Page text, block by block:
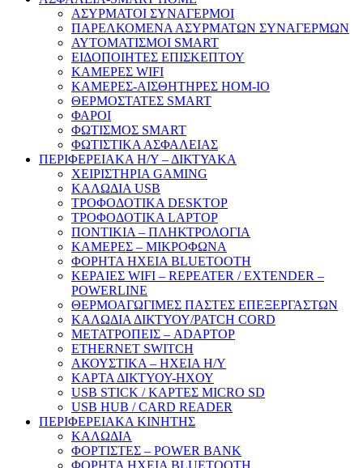
ΑΣΥΡΜΑΤΟΙ ΣΥΝΑΓΕΡΜΟΙ
ΠΑΡΕΛΚΟΜΕΝΑ ΑΣΥΡΜΑΤΩΝ ΣΥΝΑΓΕΡΜΩΝ
ΑΥΤΟΜΑΤΙΣΜΟΙ SMART
ΕΙΔΟΠΟΙΗΤΕΣ ΕΠΙΣΚΕΠΤΟΥ
ΚΑΜΕΡΕΣ WIFI
ΚΑΜΕΡΕΣ-ΑΙΣΘΗΤΗΡΕΣ ΗΟΜ-ΙΟ
ΘΕΡΜΟΣΤΑΤΕΣ SMART
ΦΑΡΟΙ
ΦΩΤΙΣΜΟΣ SMART
ΦΩΤΙΣΤΙΚΑ ΑΣΦΑΛΕΙΑΣ
ΠΕΡΙΦΕΡΕΙΑΚΑ Η/Υ – ΔΙΚΤΥΑΚΑ
ΧΕΙΡΙΣΤΗΡΙΑ GAMING
ΚΑΛΩΔΙΑ USB
ΤΡΟΦΟΔΟΤΙΚΑ DESKTOP
ΤΡΟΦΟΔΟΤΙΚΑ LAPTOP
ΠΟΝΤΙΚΙΑ – ΠΛΗΚΤΡΟΛΟΓΙΑ
ΚΑΜΕΡΕΣ – ΜΙΚΡΟΦΩΝΑ
ΦΟΡΗΤΑ ΗΧΕΙΑ BLUETOOTH
ΚΕΡΑΙΕΣ WIFI – REPEATER / EXTENDER –
POWERLINE
ΘΕΡΜΟΑΓΩΓΙΜΕΣ ΠΑΣΤΕΣ ΕΠΕΞΕΡΓΑΣΤΩΝ
ΚΑΛΩΔΙΑ ΔΙΚΤΥΟΥ/PATCH CORD
ΜΕΤΑΤΡΟΠΕΙΣ – ADAPTOP
ETHERNET SWITCH
ΑΚΟΥΣΤΙΚΑ – ΗΧΕΙΑ H/Y
ΚΑΡΤΑ ΔΙΚΤΥΟΥ-ΗΧΟΥ
USB STICK / ΚΑΡΤΕΣ MICRO SD
USB HUB / CARD READER
ΠΕΡΙΦΕΡΕΙΑΚΑ ΚΙΝΗΤΗΣ
ΚΑΛΩΔΙΑ
ΦΟΡΤΙΣΤΕΣ – POWER BANK
ΦΟΡΗΤΑ ΗΧΕΙΑ BLUETOOTH